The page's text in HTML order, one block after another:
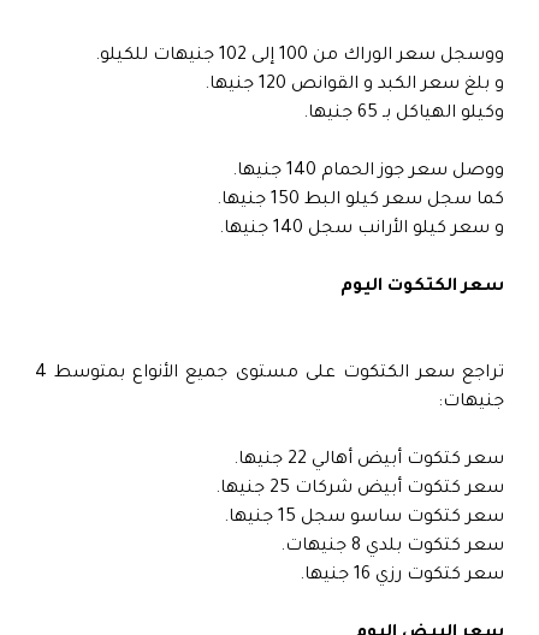
ووسجل سعر الوراك من 100 إلى 102 جنيهات للكيلو.
و بلغ سعر الكبد و القوانص 120 جنيها.
وكيلو الهياكل بـ 65 جنيها.
ووصل سعر جوز الحمام 140 جنيها.
كما سجل سعر كيلو البط 150 جنيها.
و سعر كيلو الأرانب سجل 140 جنيها.
سعر الكتكوت اليوم
تراجع سعر الكتكوت على مستوى جميع الأنواع بمتوسط 4
جنيهات:
سعر كتكوت أبيض أهالي 22 جنيها.
سعر كتكوت أبيض شركات 25 جنيها.
سعر كتكوت ساسو سجل 15 جنيها.
سعر كتكوت بلدي 8 جنيهات.
سعر كتكوت رزي 16 جنيها.